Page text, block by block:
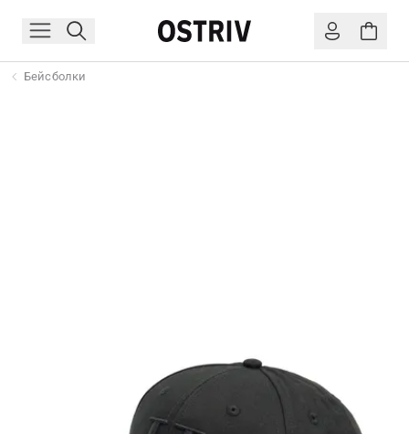
Бейсболки